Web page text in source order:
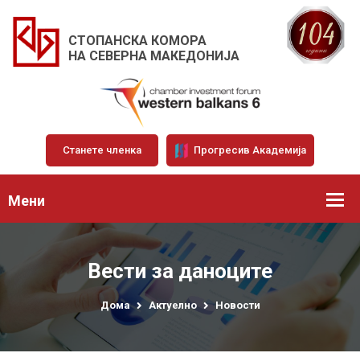
СТОПАНСКА КОМОРА
НА СЕВЕРНА МАКЕДОНИЈА
Станете членка Прогресив Академија
Мени
Вести за даноците
Дома Актуелно Новости